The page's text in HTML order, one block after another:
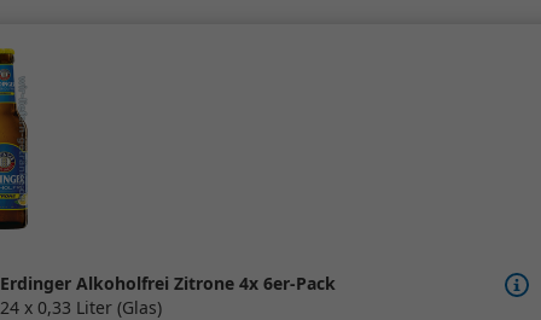
Erdinger Alkoholfrei Zitrone 4x 6er-Pack
24 x 0,33 Liter (Glas)